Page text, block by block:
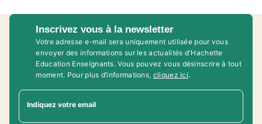
Inscrivez vous à la newsletter
Votre adresse e-mail sera uniquement utilisée pour vous
envoyer des informations sur les actualités d'Hachette
Education Enseignants. Vous pouvez vous désinscrire à tout
moment. Pour plus d’informations, cliquez ici.
Indiquez votre email